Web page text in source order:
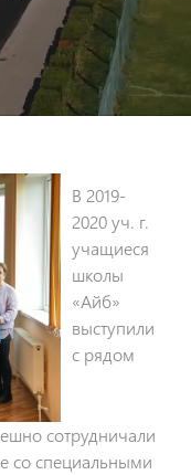
В 2019-
2020 уч. г.
учащиеся
школы
«Айб»
выступили
с рядом
сотрудничали
со специальными